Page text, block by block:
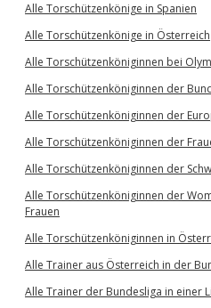
Alle Torschützenkönige in Spanien
Alle Torschützenkönige in Österreich
Alle Torschützenköniginnen bei
Alle Torschützenköniginnen der
Alle Torschützenköniginnen der
Alle Torschützenköniginnen der
Alle Torschützenköniginnen der
Alle Torschützenköniginnen der
Frauen
Alle Torschützenköniginnen in
Alle Trainer aus Österreich in der
Alle Trainer der Bundesliga in einer